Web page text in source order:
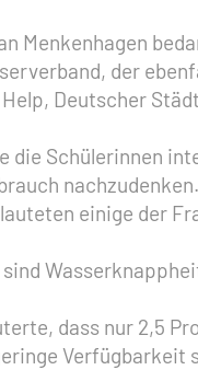
Menkenhagen
der
Deutscher
die Schülerinnen
einige der
dass nur 2,5